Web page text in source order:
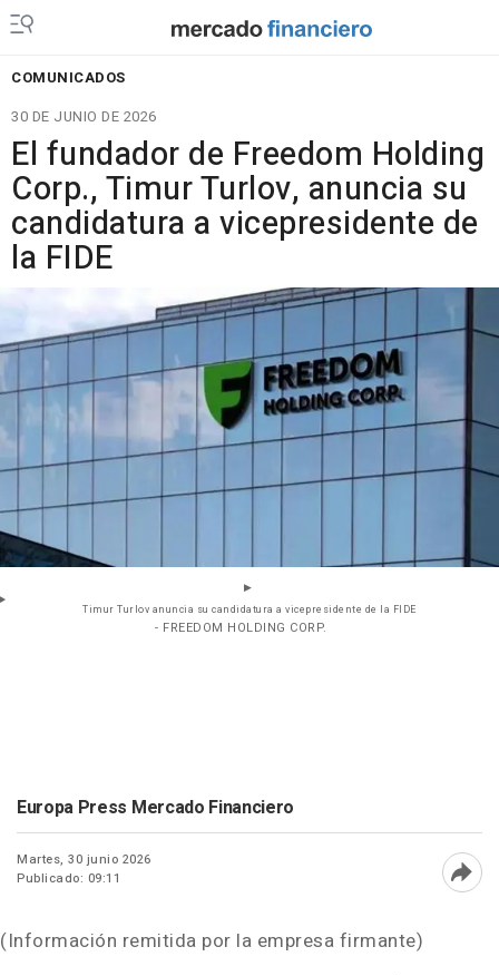
COMUNICADOS
30 DE JUNIO DE 2026
El fundador de Freedom Holding
Corp., Timur Turlov, anuncia su
candidatura a vicepresidente de
la FIDE
Timur Turlov anuncia su candidatura a vicepresidente de la FIDE
- FREEDOM HOLDING CORP.
Europa Press Mercado Financiero
Martes, 30 junio 2026
Publicado: 09:11
(Información remitida por la empresa firmante)